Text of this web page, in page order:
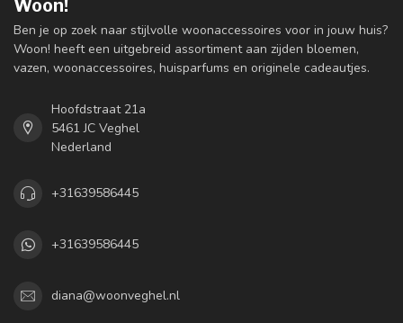
Woon!
Ben je op zoek naar stijlvolle woonaccessoires voor in jouw huis?
Woon! heeft een uitgebreid assortiment aan zijden bloemen,
vazen, woonaccessoires, huisparfums en originele cadeautjes.
Hoofdstraat 21a
5461 JC Veghel
Nederland
+31639586445
+31639586445
diana@woonveghel.nl